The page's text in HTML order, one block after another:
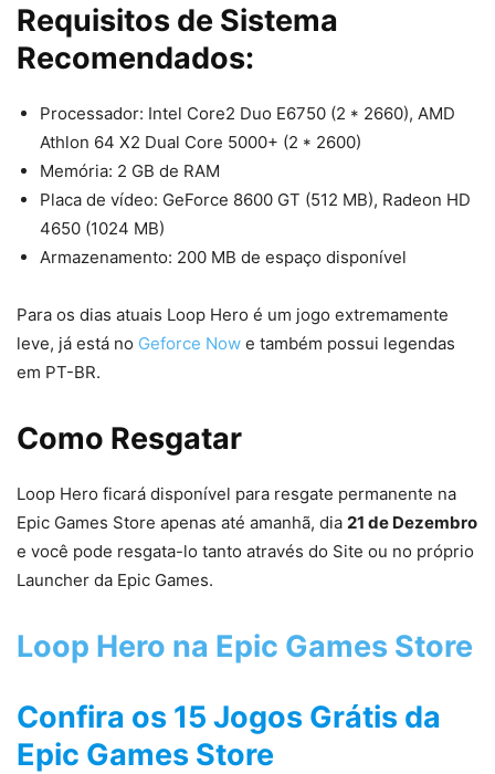
Requisitos de Sistema
Recomendados:
Processador: Intel Core2 Duo E6750 (2 * 2660), AMD
Athlon 64 X2 Dual Core 5000+ (2 * 2600)
Memória: 2 GB de RAM
Placa de vídeo: GeForce 8600 GT (512 MB), Radeon HD
4650 (1024 MB)
Armazenamento: 200 MB de espaço disponível
Para os dias atuais Loop Hero é um jogo extremamente
leve, já está no Geforce Now e também possui legendas
em PT-BR.
Como Resgatar
Loop Hero ficará disponível para resgate permanente na
Epic Games Store apenas até amanhã, dia 21 de Dezembro
e você pode resgata-lo tanto através do Site ou no próprio
Launcher da Epic Games.
Loop Hero na Epic Games Store
Confira os 15 Jogos Grátis da
Epic Games Store